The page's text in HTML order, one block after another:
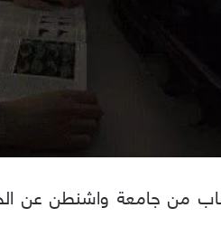
من جامعة واشنطن عن